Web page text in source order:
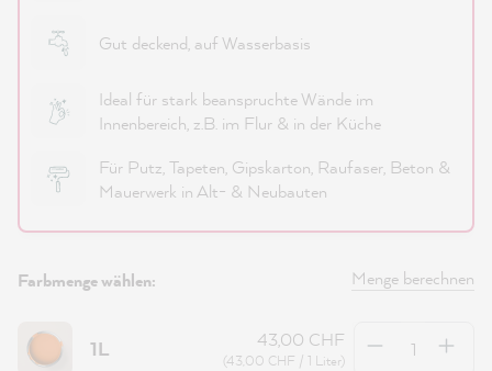
Gut deckend, auf Wasserbasis
Ideal für stark beanspruchte Wände im
Innenbereich, z.B. im Flur & in der Küche
Für Putz, Tapeten, Gipskarton, Raufaser, Beton &
Mauerwerk in Alt- & Neubauten
Farbmenge wählen: Menge berechnen
1L 43,00 CHF
(43,00 CHF / 1 Liter)